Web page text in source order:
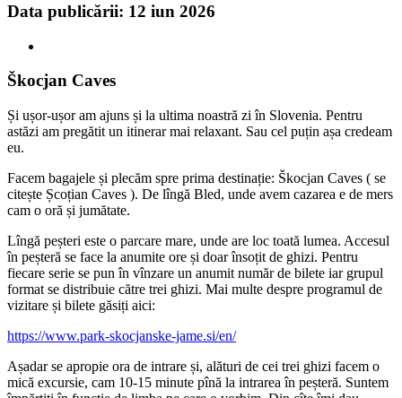
Data publicării: 12 iun 2026
Škocjan Caves
Și ușor-ușor am ajuns și la ultima noastră zi în Slovenia. Pentru
astăzi am pregătit un itinerar mai relaxant. Sau cel puțin așa credeam
eu.
Facem bagajele și plecăm spre prima destinație: Škocjan Caves ( se
citește Școțian Caves ). De lîngă Bled, unde avem cazarea e de mers
cam o oră și jumătate.
Lîngă peșteri este o parcare mare, unde are loc toată lumea. Accesul
în peșteră se face la anumite ore și doar însoțit de ghizi. Pentru
fiecare serie se pun în vînzare un anumit număr de bilete iar grupul
format se distribuie către trei ghizi. Mai multe despre programul de
vizitare și bilete găsiți aici:
https://www.park-skocjanske-jame.si/en/
Așadar se apropie ora de intrare și, alături de cei trei ghizi facem o
mică excursie, cam 10-15 minute pînă la intrarea în peșteră. Suntem